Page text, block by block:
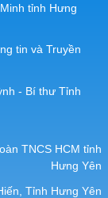
tỉnh Hưng
tin và Truyền
- Bí thư Tỉnh
TNCS HCM tỉnh
Hưng Yên
Tỉnh Hưng Yên